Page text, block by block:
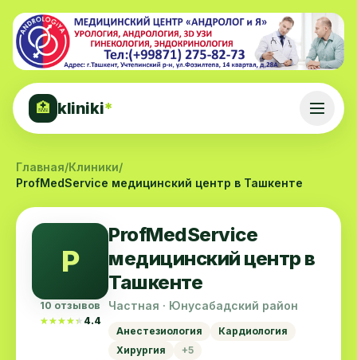
🏥 kliniki*
Главная/Клиники/
ProfMedService медицинский центр в Ташкенте
P
10 отзывов
★★★★★
★★★★★ 4.4
ProfMedService
медицинский центр в
Ташкенте
Частная · Юнусабадский район
Анестезиология
Кардиология
Хирургия
+5